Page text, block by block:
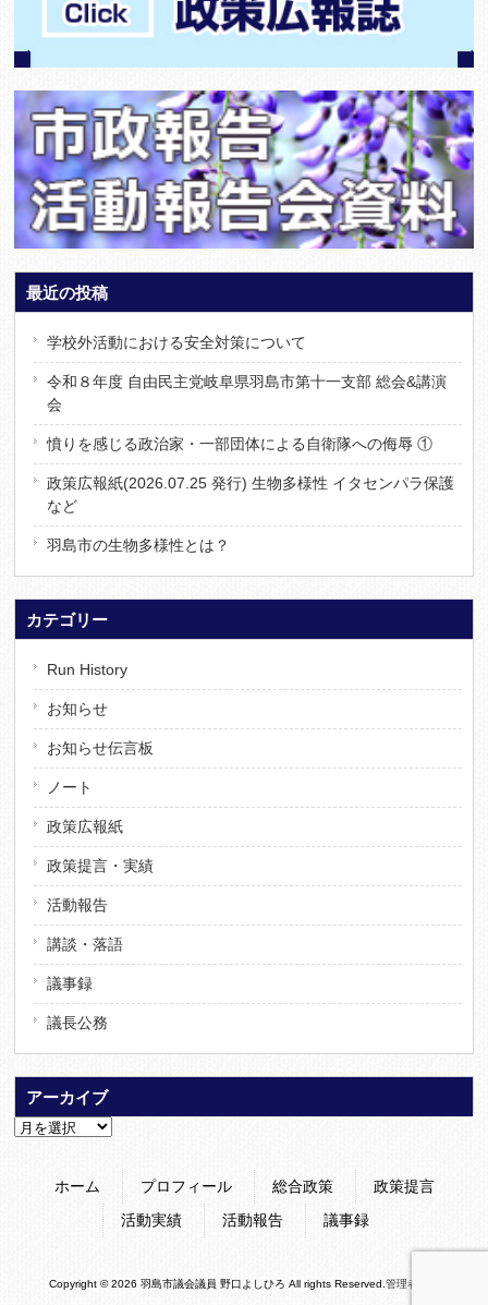
最近の投稿
学校外活動における安全対策について
令和８年度 自由民主党岐阜県羽島市第十一支部 総会&講演
会
憤りを感じる政治家・一部団体による自衛隊への侮辱 ①
政策広報紙(2026.07.25 発行) 生物多様性 イタセンパラ保護
など
羽島市の生物多様性とは？
カテゴリー
Run History
お知らせ
お知らせ伝言板
ノート
政策広報紙
政策提言・実績
活動報告
講談・落語
議事録
議長公務
アーカイブ
ア
ホーム プロフィール 総合政策
政策提言
活動実績
活動報告 議事録
Copyright © 2026 羽島市議会議員 野口よしひろ All rights Reserved. 管理者専用